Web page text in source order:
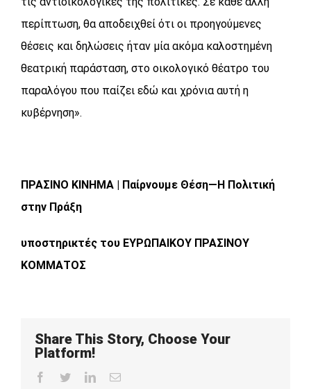
περίπτωση, θα αποδειχθεί ότι οι προηγούμενες
θέσεις και δηλώσεις ήταν μία ακόμα καλοστημένη
θεατρική παράσταση, στο οικολογικό θέατρο του
παραλόγου που παίζει εδώ και χρόνια αυτή η
κυβέρνηση».
ΠΡΑΣΙΝΟ ΚΙΝΗΜΑ | Παίρνουμε Θέση—Η Πολιτική
στην Πράξη
υποστηρικτές του ΕΥΡΩΠΑΙΚΟΥ ΠΡΑΣΙΝΟΥ
ΚΟΜΜΑΤΟΣ
Share This Story, Choose Your
Platform!
Facebook
TwitterLinkedInEmail